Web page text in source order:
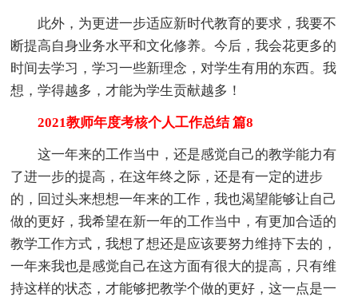
此外，为更进一步适应新时代教育的要求，我要不
断提高自身业务水平和文化修养。今后，我会花更多的
时间去学习，学习一些新理念，对学生有用的东西。我
想，学得越多，才能为学生贡献越多！
2021教师年度考核个人工作总结 篇8
这一年来的工作当中，还是感觉自己的教学能力有
了进一步的提高，在这年终之际，还是有一定的进步
的，回过头来想想一年来的工作，我也渴望能够让自己
做的更好，我希望在新一年的工作当中，有更加合适的
教学工作方式，我想了想还是应该要努力维持下去的，
一年来我也是感觉自己在这方面有很大的提高，只有维
持这样的状态，才能够把教学个做的更好，这一点是一